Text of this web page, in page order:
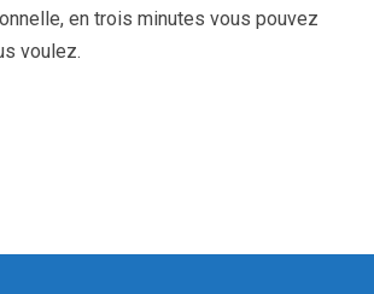
en trois minutes vous pouvez
voulez.